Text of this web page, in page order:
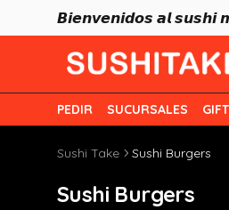
𝘽𝙞𝙚𝙣𝙫𝙚𝙣𝙞𝙙𝙤𝙨 𝙖𝙡
PEDIR SUCURSALES
Sushi Take Sushi Burgers
Sushi Burgers